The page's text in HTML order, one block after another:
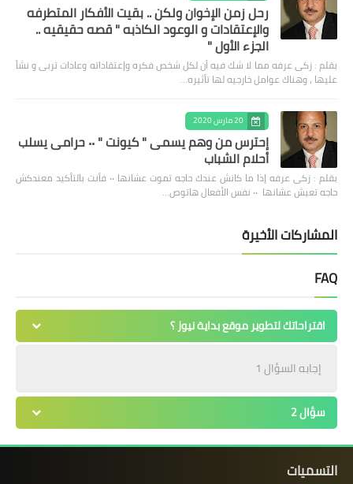
رحل زمن الإخوان ولكن .. بقيت الأفكار المتطرفه
والإعتقادات و الوعود الكاذبه " قصه حقيقيه ..
الجزء الأول "
بقلم : زكى عرفه مما لا شك فيه أن لكل شخص فكره وإعتقاداته وعادات تربى و نشأ
عليها ، وهناك عوامل خارجيه لها تأثيره…
20 مارس 2020
إحترس من وهم يسمى " كيونت " ٠٠ حرامى يسلب
أحلام الشباب
بقلم : زكى عرفه ‎إذا ما كانش عندك حاجه تموت عشانها ٠٠ فأنت بالتأكيد معندكش
حاجه تعيش عشانها ٠٠ نفس الأفعال هاتوص…
المشاركات الأخيرة
FAQ
اقتراحاتك لتطوير موقع بداية نيوز ؟
إجابه السؤال 1
سؤال 2
التسميات